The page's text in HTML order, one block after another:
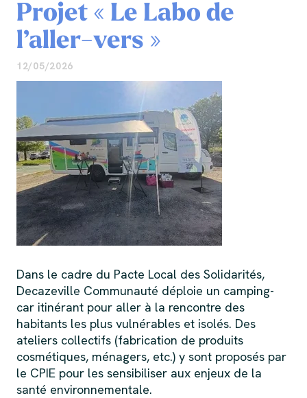
Projet « Le Labo de
l’aller-vers »
12/05/2026
Dans le cadre du Pacte Local des Solidarités,
Decazeville Communauté déploie un camping-
car itinérant pour aller à la rencontre des
habitants les plus vulnérables et isolés. Des
ateliers collectifs (fabrication de produits
cosmétiques, ménagers, etc.) y sont proposés par
le CPIE pour les sensibiliser aux enjeux de la
santé environnementale.